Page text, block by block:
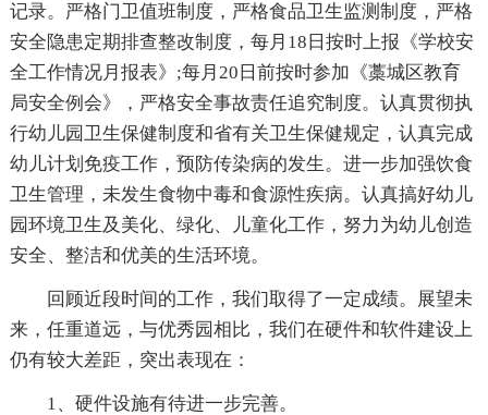
记录。严格门卫值班制度，严格食品卫生监测制度，严格
安全隐患定期排查整改制度，每月18日按时上报《学校安
全工作情况月报表》;每月20日前按时参加《藁城区教育
局安全例会》，严格安全事故责任追究制度。认真贯彻执
行幼儿园卫生保健制度和省有关卫生保健规定，认真完成
幼儿计划免疫工作，预防传染病的发生。进一步加强饮食
卫生管理，未发生食物中毒和食源性疾病。认真搞好幼儿
园环境卫生及美化、绿化、儿童化工作，努力为幼儿创造
安全、整洁和优美的生活环境。
回顾近段时间的工作，我们取得了一定成绩。展望未
来，任重道远，与优秀园相比，我们在硬件和软件建设上
仍有较大差距，突出表现在：
1、硬件设施有待进一步完善。